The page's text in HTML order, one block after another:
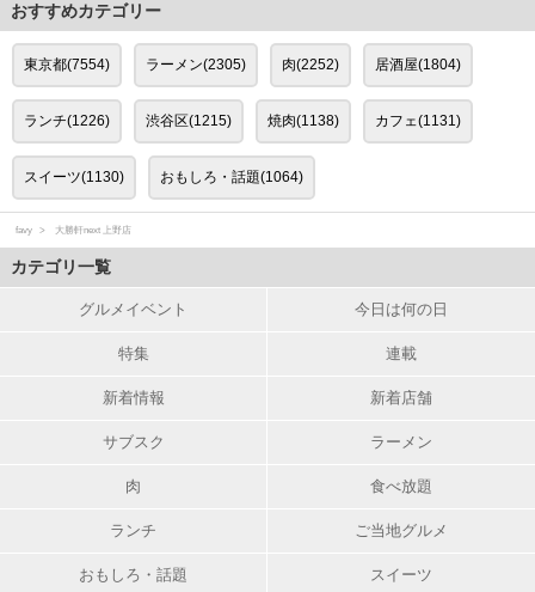
おすすめカテゴリー
東京都(7554) ラーメン(2305) 肉(2252) 居酒屋(1804)
ランチ(1226) 渋谷区(1215) 焼肉(1138) カフェ(1131)
スイーツ(1130) おもしろ・話題(1064)
favy 大勝軒next 上野店
カテゴリ一覧
グルメイベント 今日は何の日
特集 連載
新着情報 新着店舗
サブスク ラーメン
肉 食べ放題
ランチ ご当地グルメ
おもしろ・話題 スイーツ